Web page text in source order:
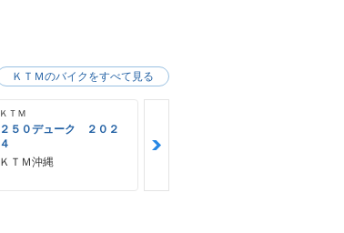
ＫＴＭ
２５０デューク ２０２
４
ＫＴＭ沖縄
ＫＴＭのバイクをすべて見る